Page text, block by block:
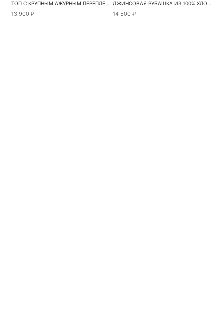
ТОП С КРУПНЫМ АЖУРНЫМ ПЕРЕПЛЕТЕНИЕМ
13 900 ₽
ДЖИНСОВАЯ РУБАШКА ИЗ 100% ХЛОПКА
14 500 ₽